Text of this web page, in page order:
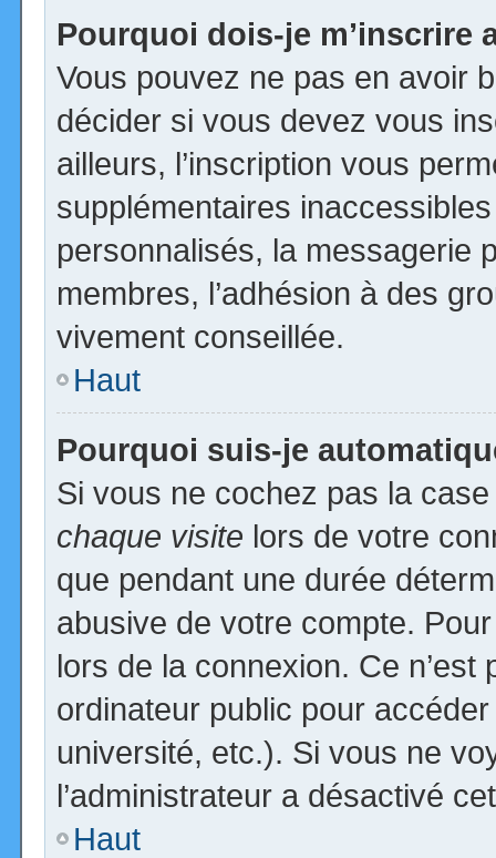
Pourquoi dois-je m’inscrire
Vous pouvez ne pas en avoir
décider si vous devez vous
ailleurs, l’inscription vous
supplémentaires
personnalisés, la messagerie
membres, l’adhésion à des
vivement conseillée.
Haut
Pourquoi suis-je
Si vous ne cochez pas la
chaque visite lors de votre
que pendant une durée
abusive de votre compte.
lors de la connexion. Ce
ordinateur public pour
université, etc.). Si vous ne
l’administrateur a désactivé
Haut